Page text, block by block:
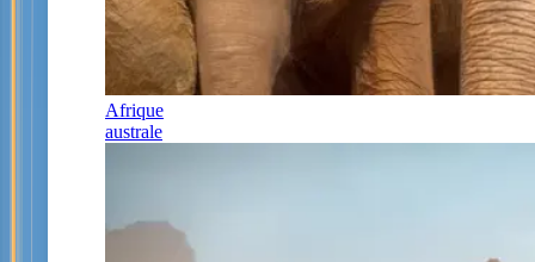
Afrique
australe